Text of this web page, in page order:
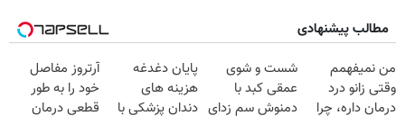
مطالب پیشنهادی
من نمیفهمم
وقتی زانو درد
درمان داره، چرا
شست و شوی
عمقی کبد با
دمنوش سم زدای
پایان دغدغه
هزینه های
دندان پزشکی با
آرتروز مفاصل
خود را به طور
قطعی درمان